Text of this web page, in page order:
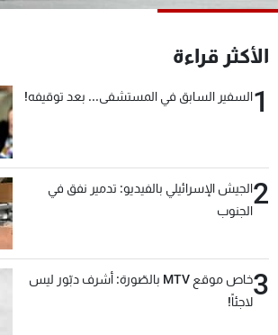
الأكثر قراءة
1السفير السابق في المستشفى... بعد توقيفه!
2الجيش الإسرائيلي بالفيديو: تدمير نفق في
الجنوب
3
خاص موقع MTV بالصّورة: أشرف دبّور ليس
لاجئاً!
شاهد البرامج
عن MTV
الإنـتـاج
وظائف
شروط الإسـتخدام
سياسة الخصوصية